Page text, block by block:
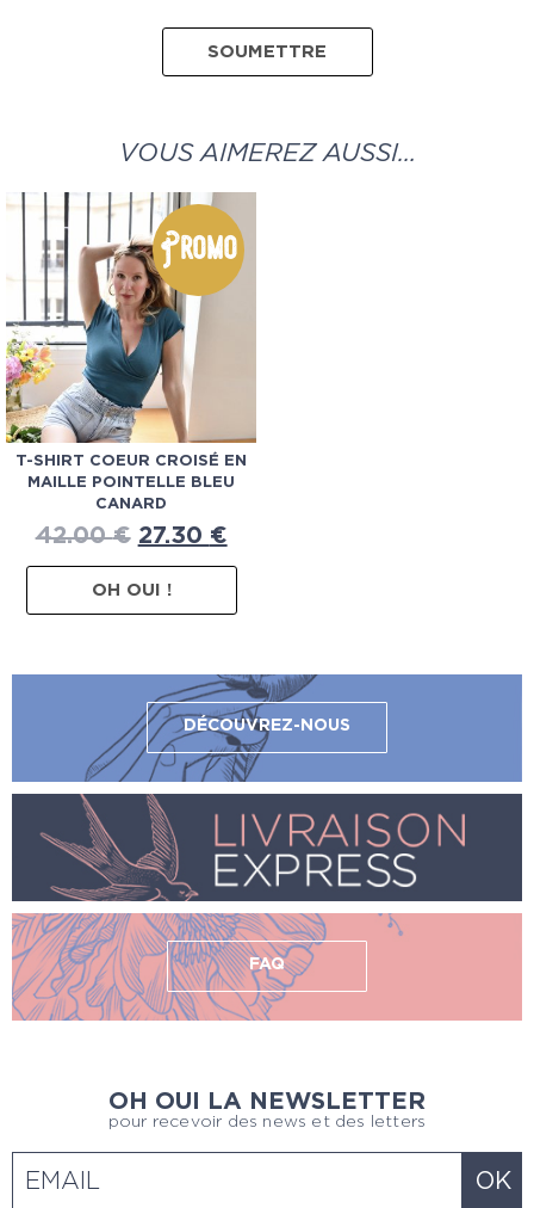
VOUS AIMEREZ AUSSI…
Promo
T-SHIRT COEUR CROISÉ EN
MAILLE POINTELLE BLEU
CANARD
42.00€ 27.30 €
OH OUI !
DÉCOUVREZ-NOUS
FAQ
OH OUI LA NEWSLETTER
pour recevoir des news et des letters